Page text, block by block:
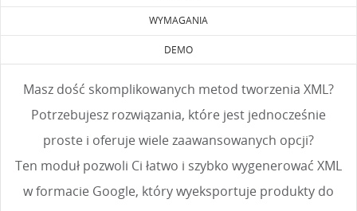
WYMAGANIA
DEMO
Masz dość skomplikowanych metod tworzenia XML?
Potrzebujesz rozwiązania, które jest jednocześnie
proste i oferuje wiele zaawansowanych opcji?
Ten moduł pozwoli Ci łatwo i szybko wygenerować XML
w formacie Google, który wyeksportuje produkty do
DODAJ DO LISTY ŻYCZEŃ
Anuluj Utwórz listę życzeń
Musisz być zalogowany by zapisać produkty na swojej
liście życzeń.
Anuluj Zaloguj się